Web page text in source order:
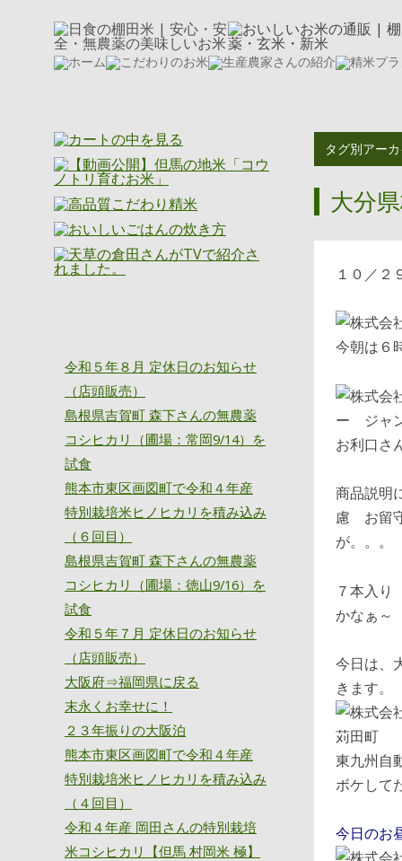
タグ別アー
大分
１０／
今朝は６
お利口さ
商品説明
慮 お留
が。。。
７本入り
かなぁ～
今日は、
きます。
東九州自
ボケし
今日のお
令和５年８月 定休日のお知らせ
（店頭販売）
島根県吉賀町 森下さんの無農薬
コシヒカリ（圃場：常岡9/14）を
試食
熊本市東区画図町で令和４年産
特別栽培米ヒノヒカリを積み込み
（６回目）
島根県吉賀町 森下さんの無農薬
コシヒカリ（圃場：徳山9/16）を
試食
令和５年７月 定休日のお知らせ
（店頭販売）
大阪府⇒福岡県に戻る
末永くお幸せに！
２３年振りの大阪泊
熊本市東区画図町で令和４年産
特別栽培米ヒノヒカリを積み込み
（４回目）
令和４年産 岡田さんの特別栽培
米コシヒカリ【但馬 村岡米 極】